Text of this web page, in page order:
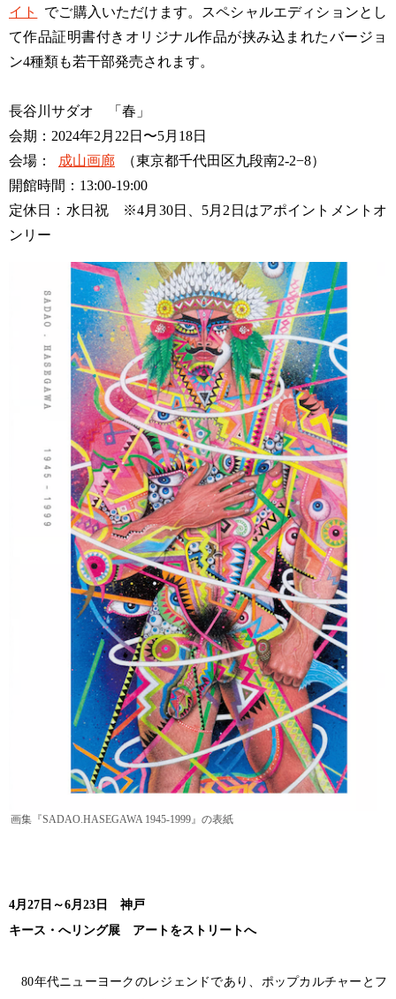
イト
でご購入いただけます。スペシャルエディションとし
て作品証明書付きオリジナル作品が挟み込まれたバージョ
ン4種類も若干部発売されます。
長谷川サダオ 「春」
会期：2024年2月22日〜5月18日
会場：
成山画廊
（東京都千代田区九段南2-2−8）
開館時間：13:00-19:00
定休日：水日祝 ※4月30日、5月2日はアポイントメントオ
ンリー
画集『SADAO.HASEGAWA 1945-1999』の表紙
4月27日～6月23日 神戸
キース・へリング展 アートをストリートへ
80年代ニューヨークのレジェンドであり、ポップカルチャーとフ